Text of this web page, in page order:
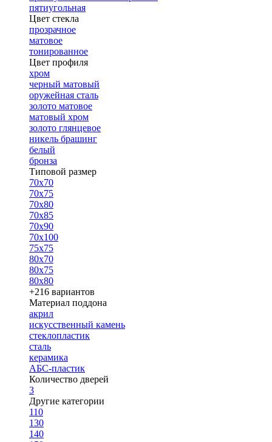
пятиугольная
Цвет стекла
прозрачное
матовое
тонированное
Цвет профиля
хром
черный матовый
оружейная сталь
золото матовое
матовый хром
золото глянцевое
никель брашинг
белый
бронза
Типовой размер
70х70
70х75
70х80
70х85
70х90
70х100
75х75
80х70
80х75
80х80
+216 вариантов
Материал поддона
акрил
искусственный камень
стеклопластик
сталь
керамика
АБС-пластик
Количество дверей
3
Другие категории
110
130
140